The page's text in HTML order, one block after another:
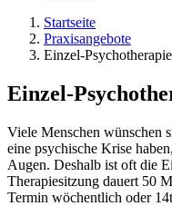
Startseite
Praxisangebote
Einzel-Psychotherapie
Einzel-
Viele Menschen wünschen
eine psychische Krise
Augen. Deshalb ist oft die
Therapiesitzung dauert 50
Termin wöchentlich oder